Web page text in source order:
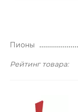
Пионы
Рейтинг товара: